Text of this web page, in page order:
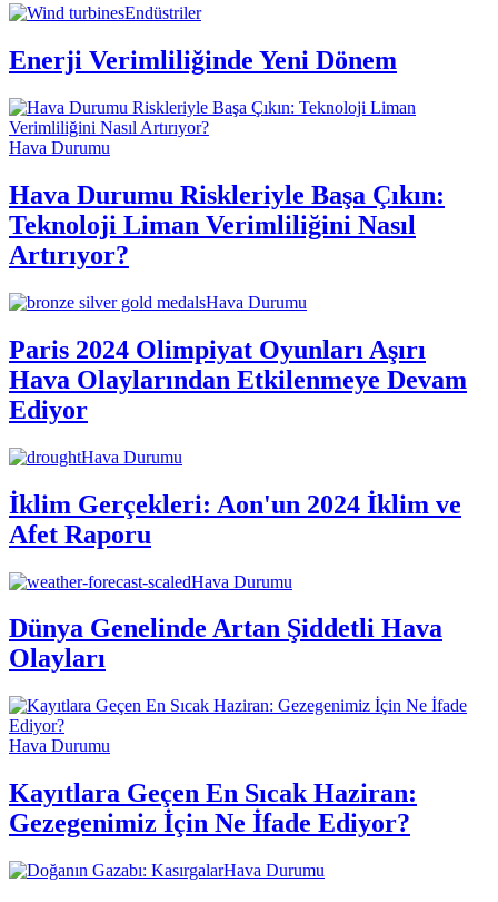
Endüstriler
Enerji Verimliliğinde Yeni Dönem
Hava Durumu
Hava Durumu Riskleriyle Başa Çıkın:
Teknoloji Liman Verimliliğini Nasıl
Artırıyor?
Hava Durumu
Paris 2024 Olimpiyat Oyunları Aşırı
Hava Olaylarından Etkilenmeye Devam
Ediyor
Hava Durumu
İklim Gerçekleri: Aon'un 2024 İklim ve
Afet Raporu
Hava Durumu
Dünya Genelinde Artan Şiddetli Hava
Olayları
Hava Durumu
Kayıtlara Geçen En Sıcak Haziran:
Gezegenimiz İçin Ne İfade Ediyor?
Hava Durumu